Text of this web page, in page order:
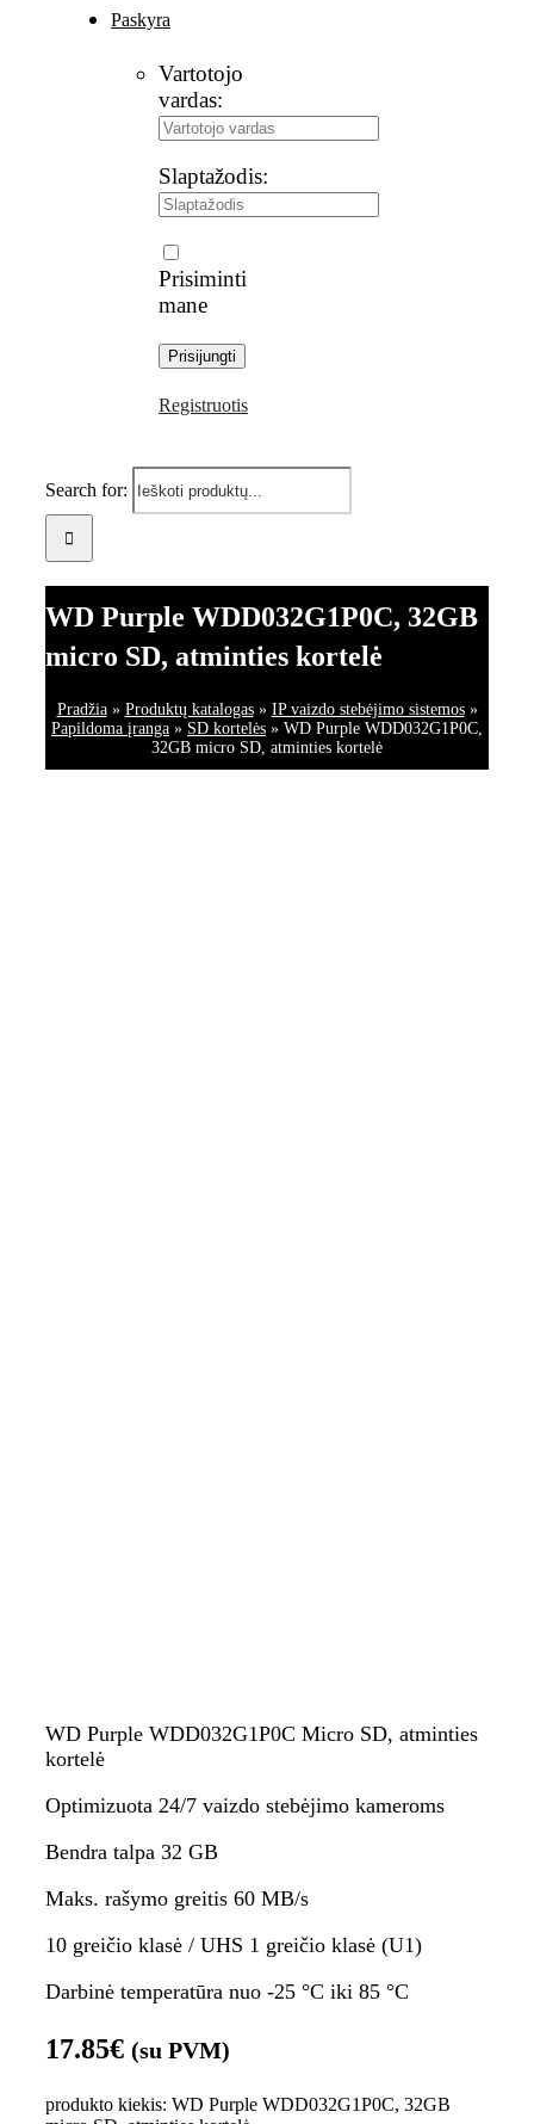
Paskyra
Vartotojo
vardas:
Slaptažodis:
Prisiminti
mane
Registruotis
Search for:
WD Purple WDD032G1P0C, 32GB
micro SD, atminties kortelė
Pradžia» Produktų katalogas» IP vaizdo stebėjimo sistemos»
Papildoma įranga » SD kortelės » WD Purple WDD032G1P0C,
32GB micro SD, atminties kortelė
WD Purple WDD032G1P0C Micro SD, atminties
kortelė
Optimizuota 24/7 vaizdo stebėjimo kameroms
Bendra talpa 32 GB
Maks. rašymo greitis 60 MB/s
10 greičio klasė / UHS 1 greičio klasė (U1)
Darbinė temperatūra nuo -25 °C iki 85 °C
17.85€ (su PVM)
produkto kiekis: WD Purple WDD032G1P0C, 32GB